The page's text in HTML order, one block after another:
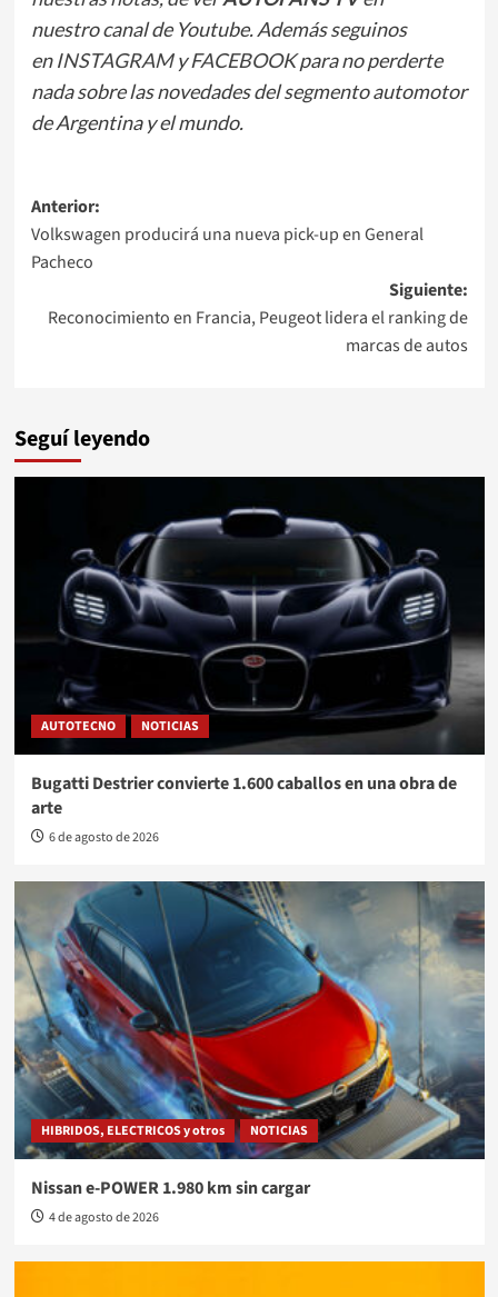
nuestro canal de Youtube. Además seguinos
enINSTAGRAMyFACEBOOKpara no perderte
nada sobre las novedades del segmento automotor
de Argentina y el mundo.
Navegación
de
entradas
Anterior:
Volkswagen producirá una nueva pick-up en General
Pacheco
Siguiente:
Reconocimiento en Francia, Peugeot lidera el ranking de
marcas de autos
Seguí leyendo
AUTOTECNO NOTICIAS
Bugatti Destrier convierte 1.600 caballos en una obra de
arte
6 de agosto de 2026
HIBRIDOS, ELECTRICOS y otros NOTICIAS
Nissan e-POWER 1.980 km sin cargar
4 de agosto de 2026